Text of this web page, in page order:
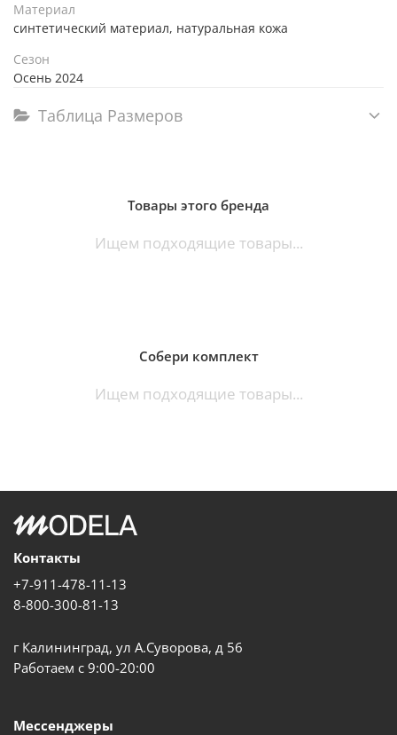
Материал
синтетический материал, натуральная кожа
Сезон
Осень 2024
Таблица Размеров
Товары этого бренда
Ищем подходящие товары...
Собери комплект
Ищем подходящие товары...
Контакты
+7-911-478-11-13
8-800-300-81-13
г Калининград, ул А.Суворова, д 56
Работаем с 9:00-20:00
Мессенджеры